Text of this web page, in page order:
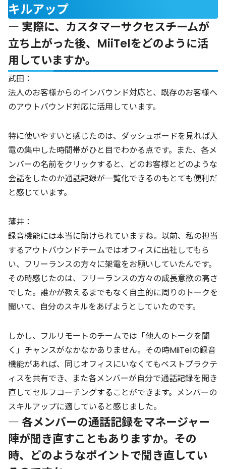
キルアップ
― 実際に、カスタマーサクセスチームが
立ち上がった後、MiiTelをどのように活
用していますか。
武田：
法人のお客様からのインバウンド対応と、既存のお客様へ
のアウトバウンド対応に活用しています。
特に使いやすいと感じたのは、ダッシュボードを見れば入
電の集中した時間帯がひと目でわかる点です。また、各メ
ンバーの名前をクリックすると、どのお客様とどのような
会話をしたのか通話記録が一覧化できるのもとても便利だ
と感じています。
薄井：
録音機能には本当に助けられていますね。以前、私の担当
するアウトバウンドチームではオフィスに出社してもら
い、フリーランスの方々に架電をお願いしていたんです。
その時感じたのは、フリーランスの方々の成長意欲の高さ
でした。誰かが教えるまでもなく自主的に周りのトークを
聞いて、自分のスキルをあげようとしていたのです。
しかし、フルリモートのチームでは「他人のトークを聞
く」チャンスがなかなかありません。その時MiiTelの録音
機能があれば、同じオフィスにいなくてもベストプラクテ
ィスを共有でき、また各メンバーが自分で通話記録を聞き
直してセルフコーチングすることができます。メンバーの
スキルアップに適していると感じました。
― 各メンバーの通話記録をマネージャー
陣が聞き直すこともありますか。その
時、どのようなポイントで聞き直してい